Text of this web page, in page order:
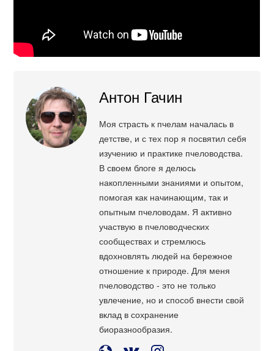
Антон Гачин
Моя страсть к пчелам началась в
детстве, и с тех пор я посвятил себя
изучению и практике пчеловодства.
В своем блоге я делюсь
накопленными знаниями и опытом,
помогая как начинающим, так и
опытным пчеловодам. Я активно
участвую в пчеловодческих
сообществах и стремлюсь
вдохновлять людей на бережное
отношение к природе. Для меня
пчеловодство - это не только
увлечение, но и способ внести свой
вклад в сохранение
биоразнообразия.